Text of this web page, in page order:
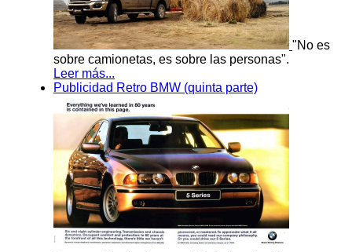
"No es
sobre camionetas, es sobre las personas".
Leer más...
Publicidad Retro BMW (quinta parte)